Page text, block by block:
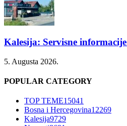
Kalesija: Servisne
5. Augusta 2026.
POPULAR CATEGORY
TOP TEME15041
Bosna i Hercegovina12269
Kalesija9729